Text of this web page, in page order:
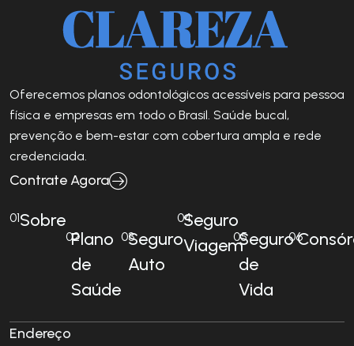
Oferecemos planos odontológicos acessíveis para pessoa
física e empresas em todo o Brasil. Saúde bucal,
prevenção e bem-estar com cobertura ampla e rede
credenciada.
Contrate Agora
01Sobre
02Plano
de
Saúde
03Seguro
Auto
04Seguro
Viagem
05Seguro
de
Vida
06
Endereço